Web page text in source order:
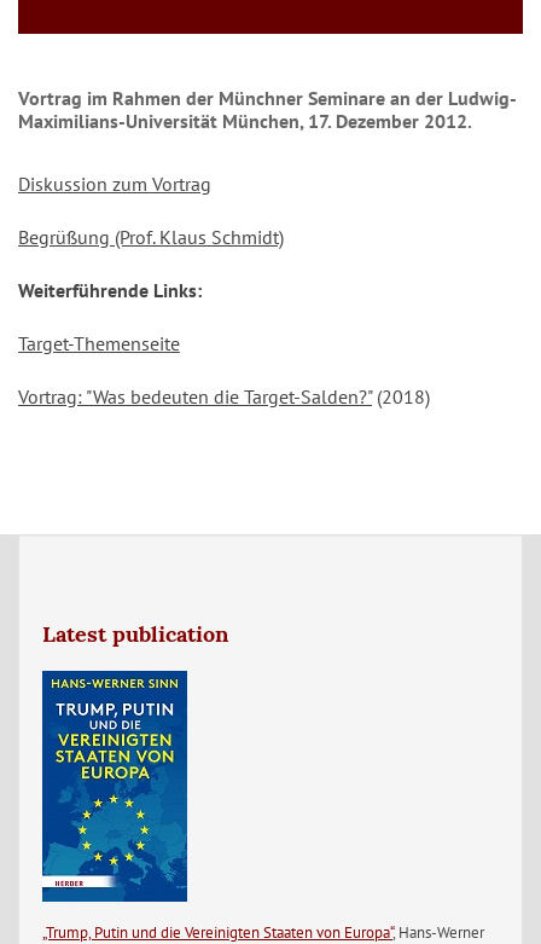
Vortrag im Rahmen der Münchner Seminare an der Ludwig-
Maximilians-Universität München, 17. Dezember 2012.
Diskussion zum Vortrag
Begrüßung (Prof. Klaus Schmidt)
Weiterführende Links:
Target-Themenseite
Vortrag: "Was bedeuten die Target-Salden?"(2018)
Latest publication
„Trump, Putin und die Vereinigten Staaten von Europa“, Hans-Werner